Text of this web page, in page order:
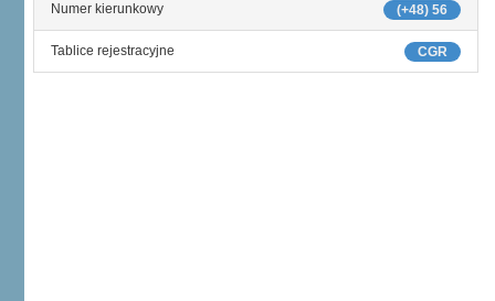
(+48) 56
Numer kierunkowy
CGR
Tablice rejestracyjne